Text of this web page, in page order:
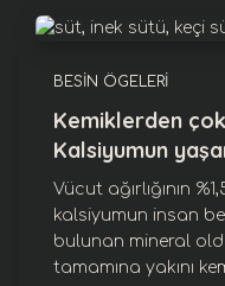
BESIN ÖGELERI
Kemiklerden
Kalsiyumun
Vücut ağırlığının
kalsiyumun insan
bulunan mineral
tamamına yakını